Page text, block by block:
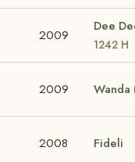
2009
Dee
1242 H
2009 Wanda
2008 Fideli